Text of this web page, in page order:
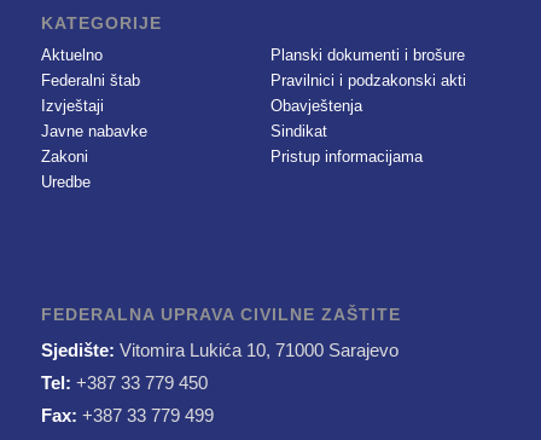
KATEGORIJE
Aktuelno
Federalni štab
Izvještaji
Javne nabavke
Zakoni
Uredbe
Planski dokumenti i brošure
Pravilnici i podzakonski akti
Obavještenja
Sindikat
Pristup informacijama
FEDERALNA UPRAVA CIVILNE ZAŠTITE
Sjedište: Vitomira Lukića 10, 71000 Sarajevo
Tel: +387 33 779 450
Fax: +387 33 779 499